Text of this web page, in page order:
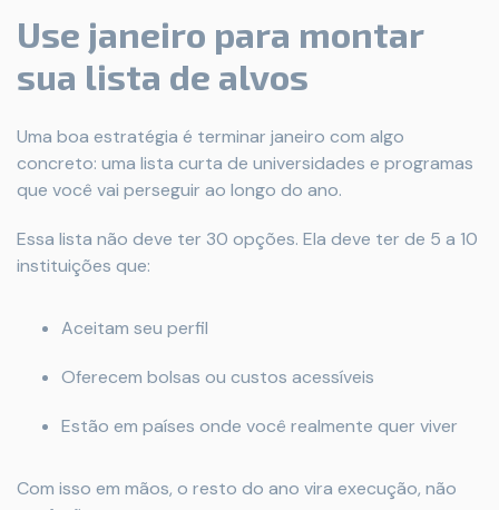
Use janeiro para montar
sua lista de alvos
Uma boa estratégia é terminar janeiro com algo
concreto: uma lista curta de universidades e programas
que você vai perseguir ao longo do ano.
Essa lista não deve ter 30 opções. Ela deve ter de 5 a 10
instituições que:
Aceitam seu perfil
Oferecem bolsas ou custos acessíveis
Estão em países onde você realmente quer viver
Com isso em mãos, o resto do ano vira execução, não